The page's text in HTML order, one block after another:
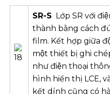
SR-S Lớp SR với
thành bằng cách
film. Kết hợp giữa
một thiết bị ghi
như điện thoại
hình hiển thị LCE,
kết dính cũng có